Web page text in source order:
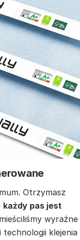
Otrzymasz
każdy pas jest
wyraźne
technologii klejenia